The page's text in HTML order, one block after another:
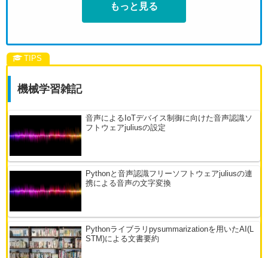
もっと見る
機械学習雑記
音声によるIoTデバイス制御に向けた音声認識ソ
フトウェアjuliusの設定
Pythonと音声認識フリーソフトウェアjuliusの連
携による音声の文字変換
Pythonライブラリpysummarizationを用いたAI(L
STM)による文書要約